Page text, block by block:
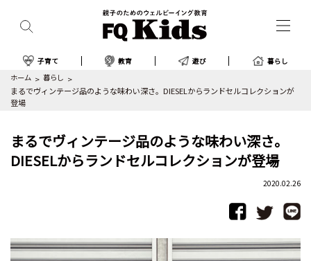
子育て 教育 遊び 暮らし
ホーム 暮らし
まるでヴィンテージ品のような味わい深さ。DIESELからランドセルコレクションが
登場
まるでヴィンテージ品のような味わい深さ。
DIESELからランドセルコレクションが登場
2020.02.26